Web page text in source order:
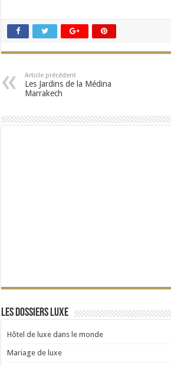
Article précédent
Les Jardins de la Médina
Marrakech
Les dossiers Luxe
Hôtel de luxe dans le monde
Mariage de luxe